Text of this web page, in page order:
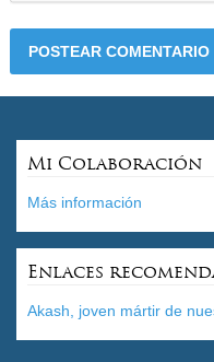
Mi Colaboración
Más información
Enlaces
Akash, joven mártir de